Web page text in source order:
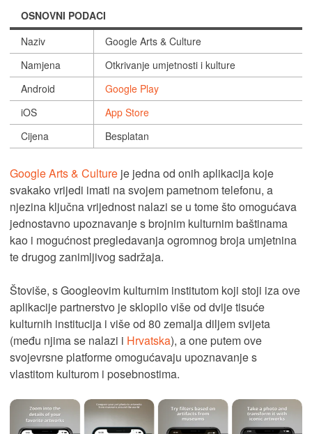
OSNOVNI PODACI
Naziv
Google Arts & Culture
Namjena
Otkrivanje umjetnosti i kulture
Android
Google Play
iOS
App Store
Cijena
Besplatan
Google Arts & Culture je jedna od onih aplikacija koje
svakako vrijedi imati na svojem pametnom telefonu, a
njezina ključna vrijednost nalazi se u tome što omogućava
jednostavno upoznavanje s brojnim kulturnim baštinama
kao i mogućnost pregledavanja ogromnog broja umjetnina
te drugog zanimljivog sadržaja.
Štoviše, s Googleovim kulturnim institutom koji stoji iza ove
aplikacije partnerstvo je sklopilo više od dvije tisuće
kulturnih institucija i više od 80 zemalja diljem svijeta
(među njima se nalazi i Hrvatska), a one putem ove
svojevrsne platforme omogućavaju upoznavanje s
vlastitom kulturom i posebnostima.